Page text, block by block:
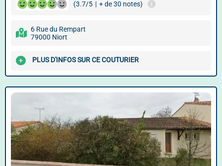
(3.7/5 | + de 30 notes)
6 Rue du Rempart
79000 Niort
PLUS D'INFOS SUR CE COUTURIER